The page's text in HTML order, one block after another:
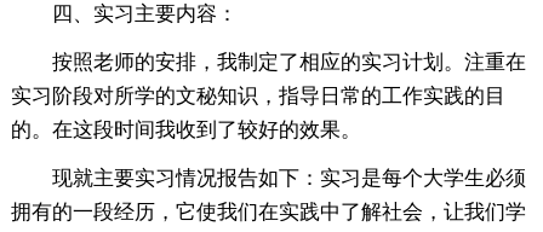
四、实习主要内容：
按照老师的安排，我制定了相应的实习计划。注重在
实习阶段对所学的文秘知识，指导日常的工作实践的目
的。在这段时间我收到了较好的效果。
现就主要实习情况报告如下：实习是每个大学生必须
拥有的一段经历，它使我们在实践中了解社会，让我们学